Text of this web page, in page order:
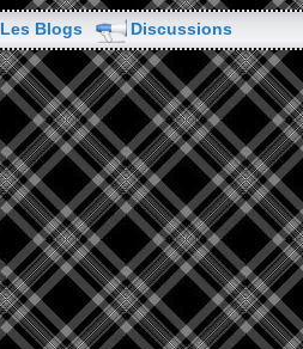
Les Blogs Discussions